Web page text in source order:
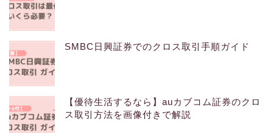
SMBC日興証券でのクロス取引手順ガイド
【優待生活するなら】auカブコム証券のクロ
ス取引方法を画像付きで解説